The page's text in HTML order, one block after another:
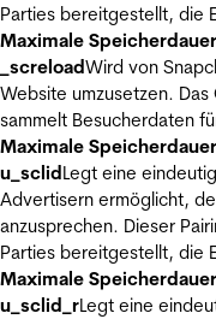
Parties bereitgestellt, die
Maximale Speicherdauer
_screloadWird von
Website umzusetzen.
sammelt Besucherdaten
Maximale Speicherdauer
u_sclidLegt eine
Advertisern ermöglicht,
anzusprechen. Dieser
Parties bereitgestellt, die
Maximale Speicherdauer
u_sclid_rLegt eine